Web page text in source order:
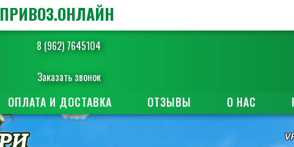
8 (962) 7645104
Заказать звонок
ПРИВОЗ.ОНЛАЙН
ОПЛАТА И ДОСТАВКА ОТЗЫВЫ О НАС